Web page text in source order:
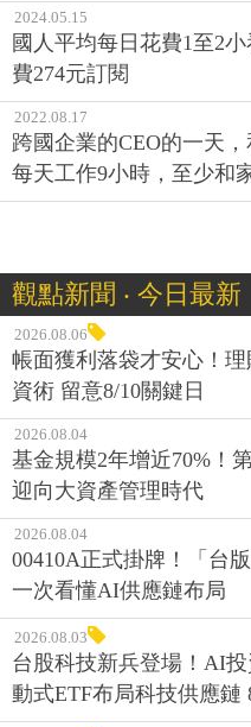
2024.05.15
國人平均每日花費1至2
費274元訂閱
2022.08.17
跨國企業的CEO的一天
每天工作9小時，至少和
觀點新聞 ‧ 今日最新
2026.08.06
帳面獲利落袋才安心！
資術 留意8/10關鍵日
2026.08.04
基金規模2年增近70%！
迎向大資產管理時代
2026.08.04
00410A正式掛牌！「台
一次看懂AI供應鏈布局
2026.08.03
台股科技新兵登場！AI
動式ETF布局科技供應鏈